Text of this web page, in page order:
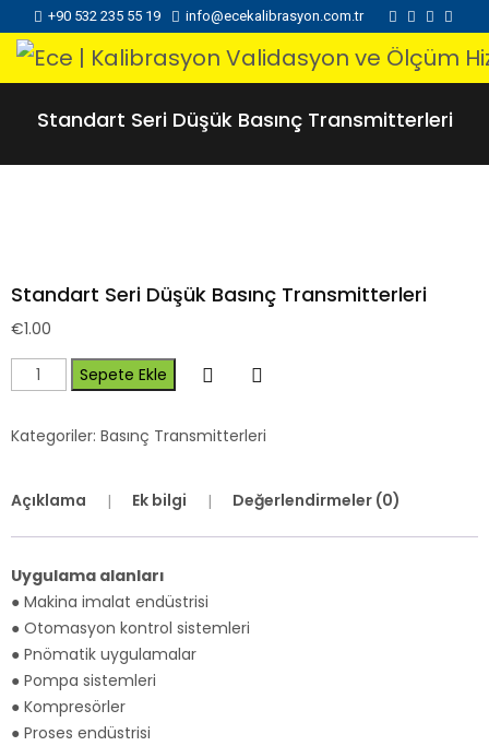
+90 532 235 55 19 info@ecekalibrasyon.com.tr
Standart Seri Düşük Basınç Transmitterleri
Standart Seri Düşük Basınç Transmitterleri
€1.00
Sepete Ekle
Kategoriler: Basınç Transmitterleri
Açıklama Ek bilgi Değerlendirmeler (0)
Uygulama alanları
● Makina imalat endüstrisi
● Otomasyon kontrol sistemleri
● Pnömatik uygulamalar
● Pompa sistemleri
● Kompresörler
● Proses endüstrisi